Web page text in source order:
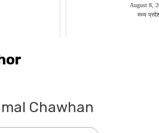
August 8,
मध्य
Chawhan